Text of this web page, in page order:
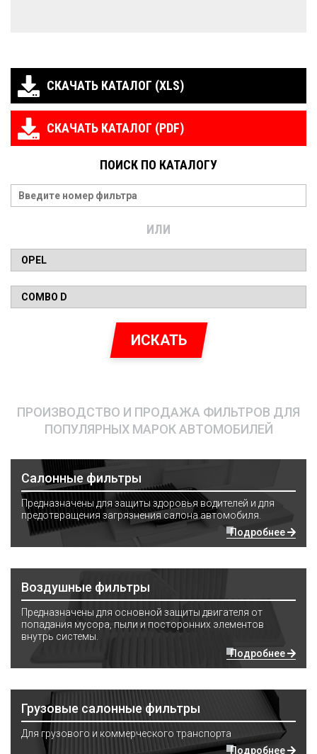
СКАЧАТЬ КАТАЛОГ (XLS)
СКАЧАТЬ КАТАЛОГ (PDF)
ПОИСК ПО КАТАЛОГУ
ИЛИ
ИСКАТЬ
ПРОИЗВОДСТВО И ПРОДАЖА ФИЛЬТРОВ ДЛЯ
ПОПУЛЯРНЫХ МАРОК АВТОМОБИЛЕЙ
Салонные фильтры
Предназначены для защиты здоровья водителей и для
предотвращения загрязнения салона автомобиля.
Подробнее
Воздушные фильтры
Предназначены для основной защиты двигателя от
попадания мусора, пыли и посторонних элементов
внутрь системы.
Подробнее
Грузовые салонные фильтры
Для грузового и коммерческого транспорта
Подробнее